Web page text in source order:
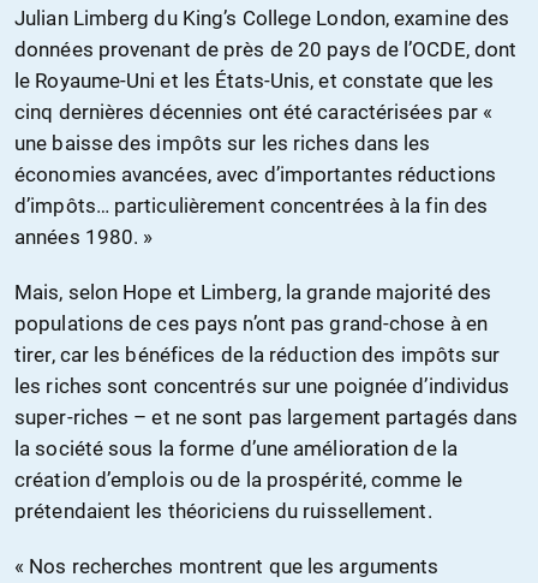
Julian Limberg du King’s College London, examine des
données provenant de près de 20 pays de l’OCDE, dont
le Royaume-Uni et les États-Unis, et constate que les
cinq dernières décennies ont été caractérisées par «
une baisse des impôts sur les riches dans les
économies avancées, avec d’importantes réductions
d’impôts… particulièrement concentrées à la fin des
années 1980. »
Mais, selon Hope et Limberg, la grande majorité des
populations de ces pays n’ont pas grand-chose à en
tirer, car les bénéfices de la réduction des impôts sur
les riches sont concentrés sur une poignée d’individus
super-riches – et ne sont pas largement partagés dans
la société sous la forme d’une amélioration de la
création d’emplois ou de la prospérité, comme le
prétendaient les théoriciens du ruissellement.
« Nos recherches montrent que les arguments